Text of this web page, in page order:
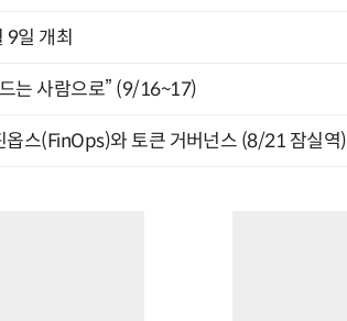
일 개최
는 사람으로” (9/16~17)
옵스(FinOps)와 토큰 거버넌스 (8/21 잠실역)